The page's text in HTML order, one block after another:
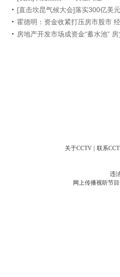
[直击坎昆气候大会]落实300亿美
霍德明：资金收紧打压房市股市
房地产开发市场成资金“蓄水池”
关于CCTV | 联系
违
网上传播视听节